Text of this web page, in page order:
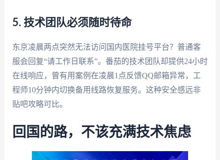
5. 技术团队必须随时待命
东京凌晨两点突然无法访问国内医院挂号平台？普通客
服会回复“请工作日联系”。番茄的技术团队却提供24小时
在线响应，曾有用案例在凌晨1点反馈QQ邮箱异常，工
程师10分钟内切换备用线路恢复服务。这种安全感远非
贴吧攻略可比。
回国的路，不该充满技术焦虑